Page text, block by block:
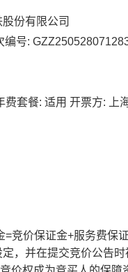
份有限公司
编号:
费套餐: 适用 开票方: 上
=竞价保证金+服务费保
，并在提交竞价公告